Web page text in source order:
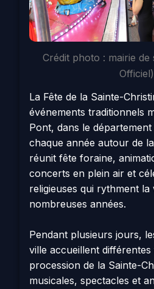
Crédit photo : mairie de
Officiel)
La Fête de la Sainte-
événements traditionnels
Pont, dans le département
chaque année autour de
réunit fête foraine,
concerts en plein air et
religieuses qui rythment la
nombreuses années.
Pendant plusieurs jours,
ville accueillent différentes
procession de la Sainte-
musicales, spectacles et